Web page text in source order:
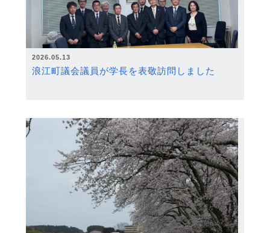
2026.05.13
浪江町議会議員が学長を表敬訪問しました